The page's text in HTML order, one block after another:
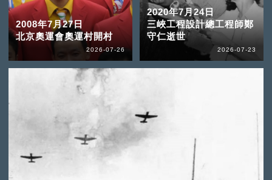
2008年7月27日
北京奧運會奧運村開村
2026-07-26
2020年7月24日
三峽工程設計總工程師鄭
守仁逝世
2026-07-23